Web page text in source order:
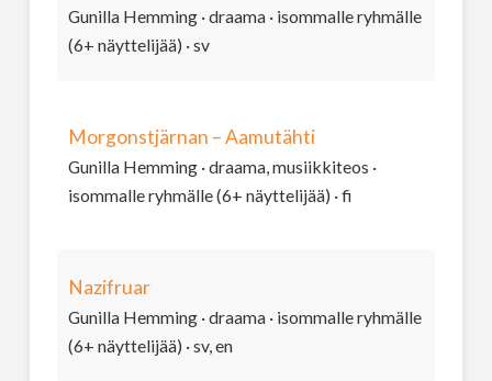
Gunilla Hemming · draama · isommalle ryhmälle
(6+ näyttelijää) · sv
Morgonstjärnan – Aamutähti
Gunilla Hemming · draama, musiikkiteos ·
isommalle ryhmälle (6+ näyttelijää) · fi
Nazifruar
Gunilla Hemming · draama · isommalle ryhmälle
(6+ näyttelijää) · sv, en